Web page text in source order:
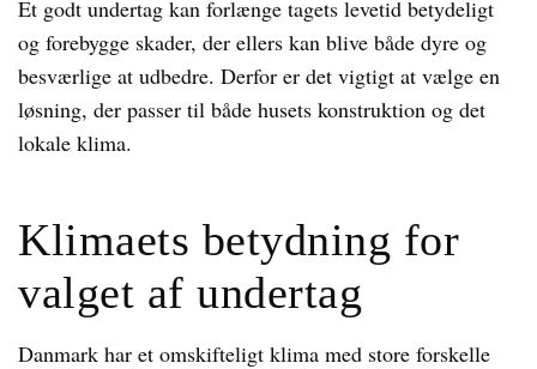
Et godt undertag kan forlænge tagets levetid betydeligt
og forebygge skader, der ellers kan blive både dyre og
besværlige at udbedre. Derfor er det vigtigt at vælge en
løsning, der passer til både husets konstruktion og det
lokale klima.
Klimaets betydning for
valget af undertag
Danmark har et omskifteligt klima med store forskelle